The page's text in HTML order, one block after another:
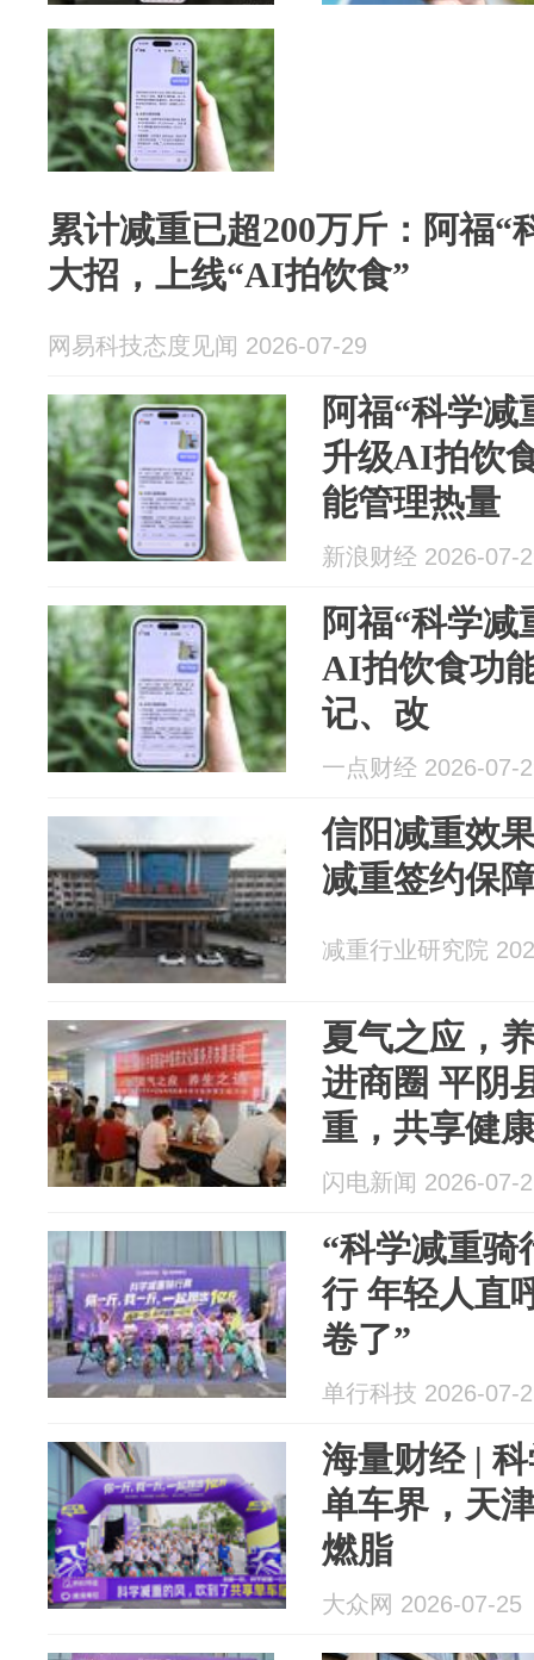
累计减重已超200万斤：阿福“
大招，上线“AI拍饮食”
网易科技态度见闻 2026-07-29
阿福“科学减
升级AI拍饮食功能
能管理热量
新浪财经 2026-07-
阿福“科学
AI拍饮食功
记、改
一点财经 2026-07-
信阳减重效
减重签约保
减重行业研究院
夏气之应，
进商圈 平阴
重，共享健
闪电新闻 2026-07-
“科学减重骑
行 年轻人直
卷了”
单行科技 2026-07-
海量财经 |
单车界，天
燃脂
大众网 2026-07-25